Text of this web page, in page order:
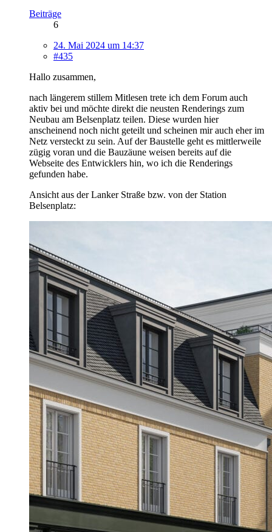
Beiträge
6
24. Mai 2024 um 14:37
#435
Hallo zusammen,
nach längerem stillem Mitlesen trete ich dem Forum auch
aktiv bei und möchte direkt die neusten Renderings zum
Neubau am Belsenplatz teilen. Diese wurden hier
anscheinend noch nicht geteilt und scheinen mir auch eher im
Netz versteckt zu sein. Auf der Baustelle geht es mittlerweile
zügig voran und die Bauzäune weisen bereits auf die
Webseite des Entwicklers hin, wo ich die Renderings
gefunden habe.
Ansicht aus der Lanker Straße bzw. von der Station
Belsenplatz: